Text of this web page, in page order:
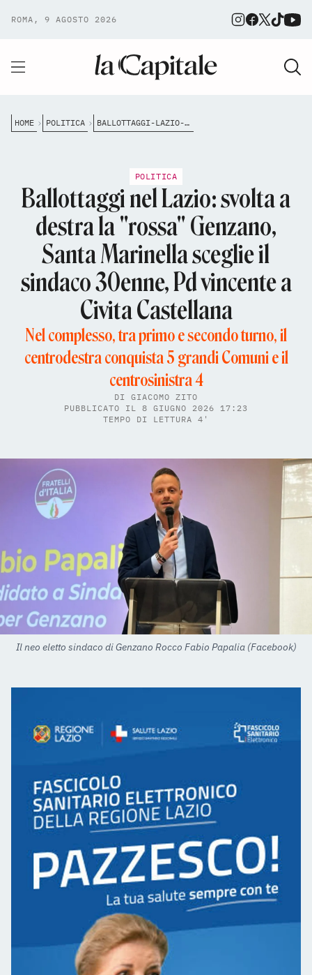
ROMA, 9 AGOSTO 2026
HOME POLITICA BALLOTTAGGI-LAZIO-2026-RISULTATI-SANTA-MARINELLA-GENZANO-CIVITA-CASTELLANA
POLITICA
Ballottaggi nel Lazio: svolta a
destra la "rossa" Genzano,
Santa Marinella sceglie il
sindaco 30enne, Pd vincente a
Civita Castellana
Nel complesso, tra primo e secondo turno, il
centrodestra conquista 5 grandi Comuni e il
centrosinistra 4
DI GIACOMO ZITO
PUBBLICATO IL 8 GIUGNO 2026 17:23
TEMPO DI LETTURA 4'
Il neo eletto sindaco di Genzano Rocco Fabio Papalia (Facebook)